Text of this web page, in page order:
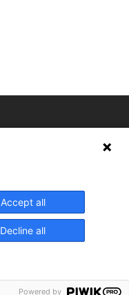
Accept all
Decline all
Powered by